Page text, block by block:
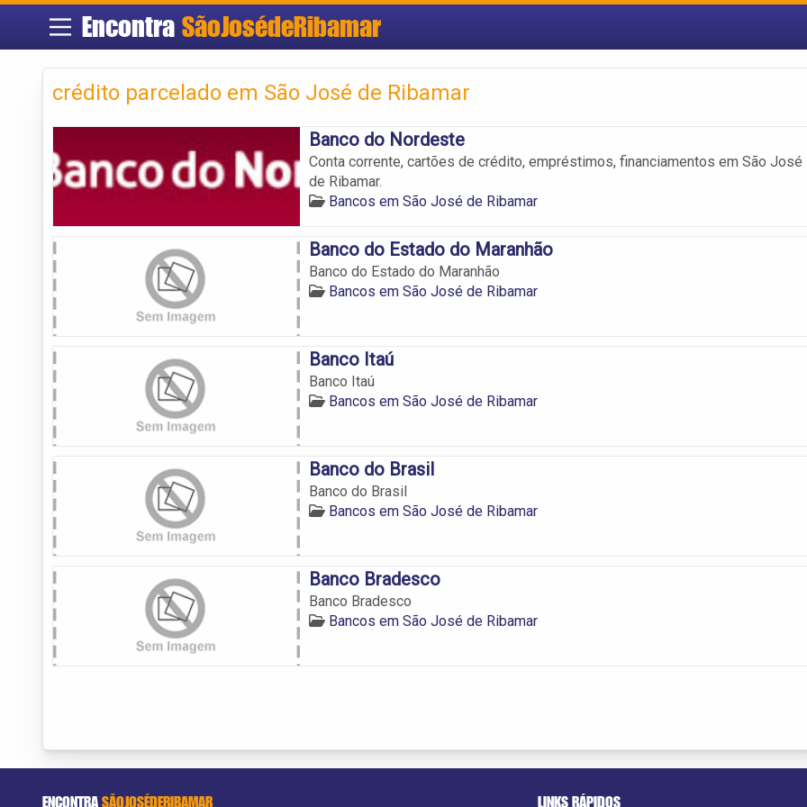
Encontra SãoJosédeRibamar
crédito parcelado em São José de Ribamar
Banco do Nordeste
Conta corrente, cartões de crédito, empréstimos, financiamentos em São José
de Ribamar.
Bancos em São José de Ribamar
Banco do Estado do Maranhão
Banco do Estado do Maranhão
Bancos em São José de Ribamar
Banco Itaú
Banco Itaú
Bancos em São José de Ribamar
Banco do Brasil
Banco do Brasil
Bancos em São José de Ribamar
Banco Bradesco
Banco Bradesco
Bancos em São José de Ribamar
ENCONTRASÃOJOSÉDERIBAMAR LINKS RÁPIDOS